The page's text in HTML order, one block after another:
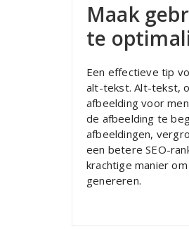
Maak
te
Een effectieve tip
alt-tekst. Alt-tekst,
afbeelding voor
de afbeelding te
afbeeldingen,
een betere SEO-
krachtige manier
genereren.